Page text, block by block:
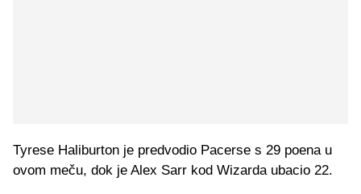
Tyrese Haliburton je predvodio Pacerse s 29 poena u
ovom meču, dok je Alex Sarr kod Wizarda ubacio 22.